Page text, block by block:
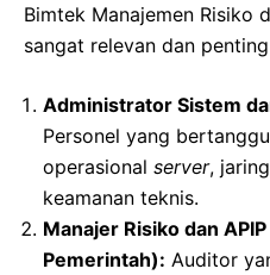
Bimtek Manajemen Risiko
sangat relevan dan
Administrator Sistem
Personel yang
operasional server,
keamanan teknis.
Manajer Risiko dan
Pemerintah): Auditor